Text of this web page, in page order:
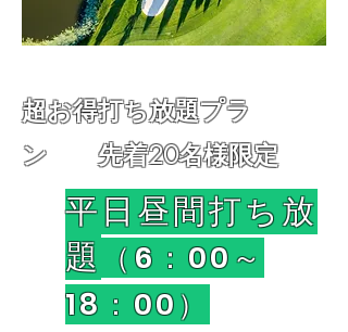
​超お得打ち放題プラ
ン 先着20名様限定
平日昼間打ち放
題 （6：00～
18：00）